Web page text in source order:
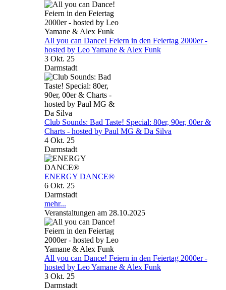
All you can Dance! Feiern in den Feiertag 2000er -
hosted by Leo Yamane & Alex Funk
3 Okt. 25
Darmstadt
Club Sounds: Bad Taste! Special: 80er, 90er, 00er &
Charts - hosted by Paul MG & Da Silva
4 Okt. 25
Darmstadt
ENERGY DANCE®
6 Okt. 25
Darmstadt
mehr...
Veranstaltungen am 28.10.2025
All you can Dance! Feiern in den Feiertag 2000er -
hosted by Leo Yamane & Alex Funk
3 Okt. 25
Darmstadt